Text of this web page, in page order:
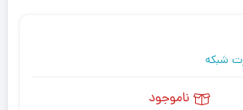
شبکه
ناموجود